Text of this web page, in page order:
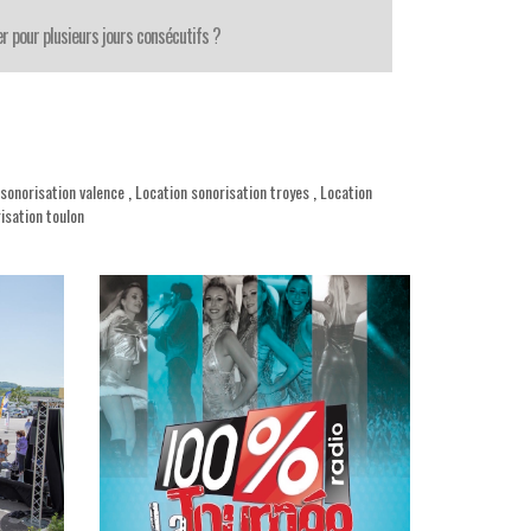
pour plusieurs jours consécutifs ?
valence Location sonorisation troyes Location
toulon